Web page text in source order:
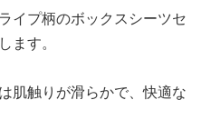
イプ柄のボックスシーツセ
ます。
肌触りが滑らかで、快適な